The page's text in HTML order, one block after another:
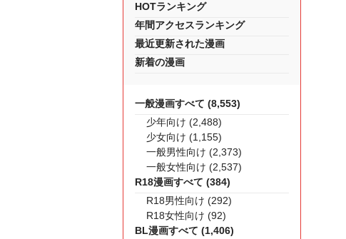
HOTランキング
年間アクセスランキング
最近更新された漫画
新着の漫画
一般漫画すべて (8,553)
少年向け (2,488)
少女向け (1,155)
一般男性向け (2,373)
一般女性向け (2,537)
R18漫画すべて (384)
R18男性向け (292)
R18女性向け (92)
BL漫画すべて (1,406)